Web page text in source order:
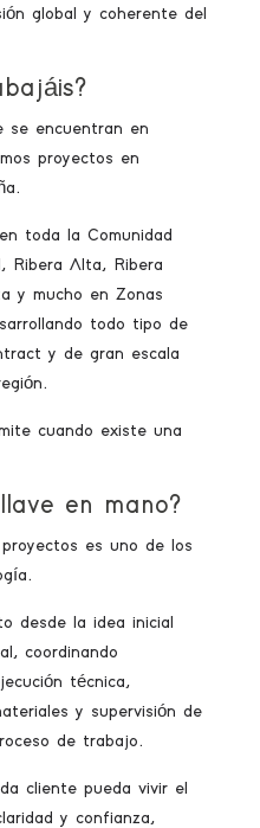
global y coherente del
se encuentran en
proyectos en
toda la Comunidad
Ribera Alta, Ribera
y mucho en Zonas
todo tipo de
y de gran escala
cuando existe una
en mano?
es uno de los
desde la idea inicial
coordinando
técnica,
y supervisión de
de trabajo.
cliente pueda vivir el
y confianza,